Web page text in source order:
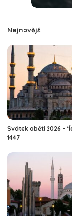
Nejnovějš
Svátek oběti 2026 –
1447